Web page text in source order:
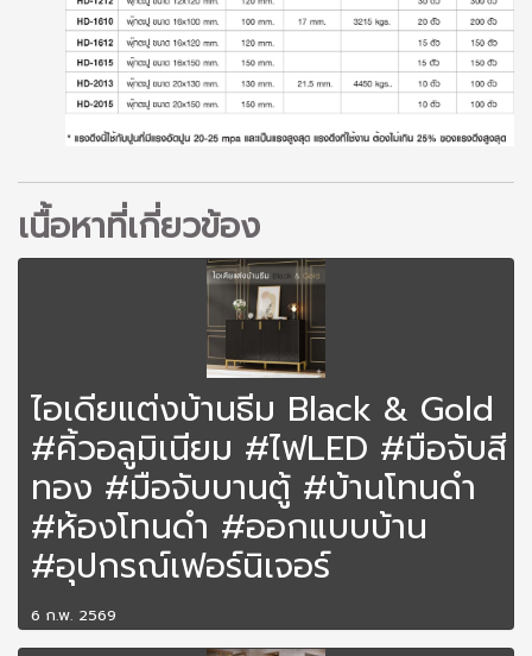
เนื้อหาที่เกี่ยวข้อง
ไอเดียแต่งบ้านธีม Black & Gold
#คิ้วอลูมิเนียม #ไฟLED #มือจับสี
ทอง #มือจับบานตู้ #บ้านโทนดำ
#ห้องโทนดำ #ออกแบบบ้าน
#อุปกรณ์เฟอร์นิเจอร์
6 ก.พ. 2569